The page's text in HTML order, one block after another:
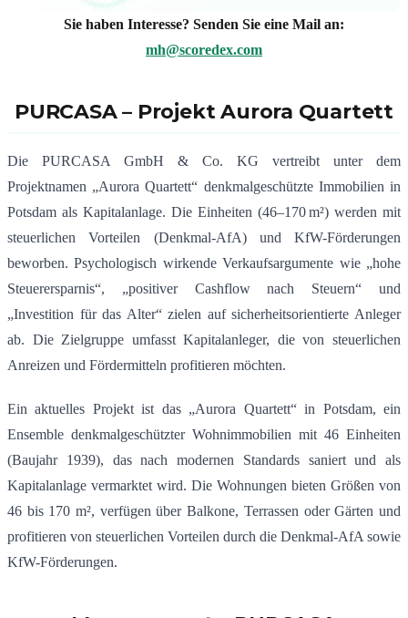
Sie haben Interesse? Senden Sie eine Mail an:
mh@scoredex.com
PURCASA – Projekt Aurora Quartett
Die PURCASA GmbH & Co. KG vertreibt unter dem
Projektnamen „Aurora Quartett“ denkmalgeschützte Immobilien in
Potsdam als Kapitalanlage. Die Einheiten (46–170 m²) werden mit
steuerlichen Vorteilen (Denkmal-AfA) und KfW-Förderungen
beworben. Psychologisch wirkende Verkaufsargumente wie „hohe
Steuerersparnis“, „positiver Cashflow nach Steuern“ und
„Investition für das Alter“ zielen auf sicherheitsorientierte Anleger
ab. Die Zielgruppe umfasst Kapitalanleger, die von steuerlichen
Anreizen und Fördermitteln profitieren möchten.
Ein aktuelles Projekt ist das „Aurora Quartett“ in Potsdam, ein
Ensemble denkmalgeschützter Wohnimmobilien mit 46 Einheiten
(Baujahr 1939), das nach modernen Standards saniert und als
Kapitalanlage vermarktet wird. Die Wohnungen bieten Größen von
46 bis 170 m², verfügen über Balkone, Terrassen oder Gärten und
profitieren von steuerlichen Vorteilen durch die Denkmal-AfA sowie
KfW-Förderungen.